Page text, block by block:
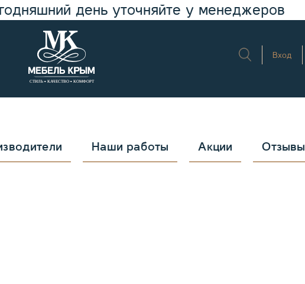
день уточняйте у менеджеров
Вход
Наши работы Акции Отзывы